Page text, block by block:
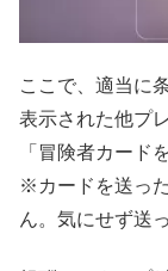
ここで、適当に
表示された他プ
「冒険者カード
※カードを送っ
ん。気にせず送